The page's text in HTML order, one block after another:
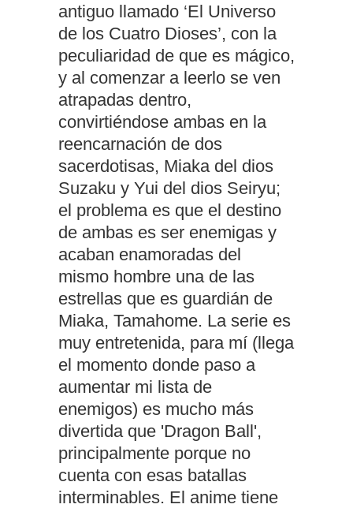
antiguo llamado ‘El Universo
de los Cuatro Dioses’, con la
peculiaridad de que es mágico,
y al comenzar a leerlo se ven
atrapadas dentro,
convirtiéndose ambas en la
reencarnación de dos
sacerdotisas, Miaka del dios
Suzaku y Yui del dios Seiryu;
el problema es que el destino
de ambas es ser enemigas y
acaban enamoradas del
mismo hombre una de las
estrellas que es guardián de
Miaka, Tamahome. La serie es
muy entretenida, para mí (llega
el momento donde paso a
aumentar mi lista de
enemigos) es mucho más
divertida que 'Dragon Ball',
principalmente porque no
cuenta con esas batallas
interminables. El anime tiene